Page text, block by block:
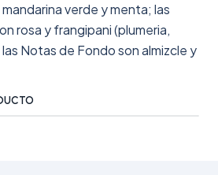
verde y menta; las
rosa y frangipani (plumeria,
Notas de Fondo son almizcle y